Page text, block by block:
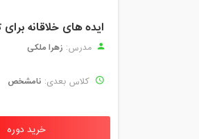
ایده های خلاقانه
مدرس: زهرا ملکی
کلاس بعدی: نامشخص
خرید دوره